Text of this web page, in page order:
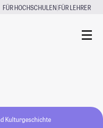
FÜR HOCHSCHULEN|FÜR LEHRER
Kulturgeschichte